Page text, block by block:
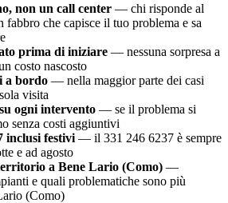
non un call center — chi risponde al
fabbro che capisce il tuo problema e sa
prima di iniziare — nessuna sorpresa a
costo nascosto
a bordo — nella maggior parte dei casi
visita
ogni intervento — se il problema si
senza costi aggiuntivi
inclusi festivi — il 331 246 6237 è sempre
e ad agosto
a Bene Lario (Como) —
e quali problematiche sono più
(Como)